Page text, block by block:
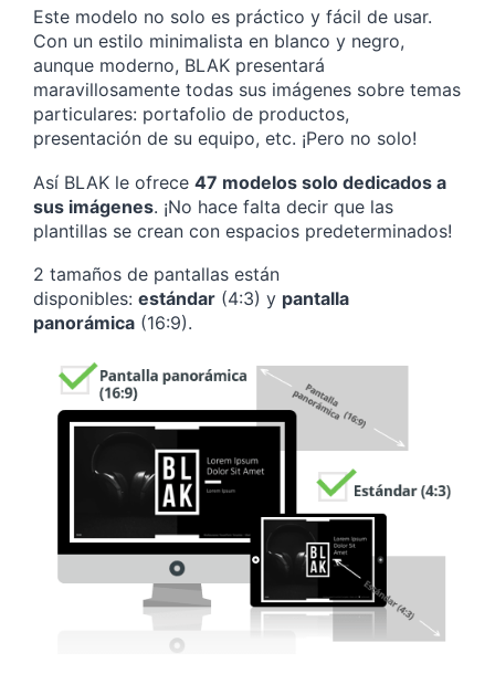
Este modelo no solo es práctico y fácil de usar.
Con un estilo minimalista en blanco y negro,
aunque moderno, BLAK presentará
maravillosamente todas sus imágenes sobre temas
particulares: portafolio de productos,
presentación de su equipo, etc. ¡Pero no solo!
Así BLAK le ofrece 47 modelos solo dedicados a
sus imágenes. ¡No hace falta decir que las
plantillas se crean con espacios predeterminados!
2 tamaños de pantallas están
disponibles: estándar (4:3) y pantalla
panorámica (16:9).